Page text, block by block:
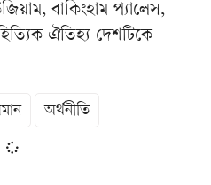
বাকিংহাম প্যালেস,
ঐতিহ্য দেশটিকে
অর্থনীতি